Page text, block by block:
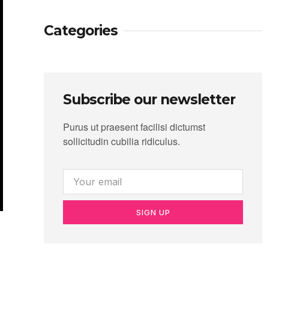
Categories
Subscribe our newsletter
Purus ut praesent facilisi dictumst
sollicitudin cubilia ridiculus.
SIGN UP